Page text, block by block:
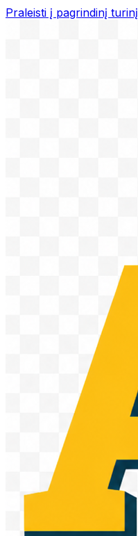
Praleisti į pagrindinį turinį